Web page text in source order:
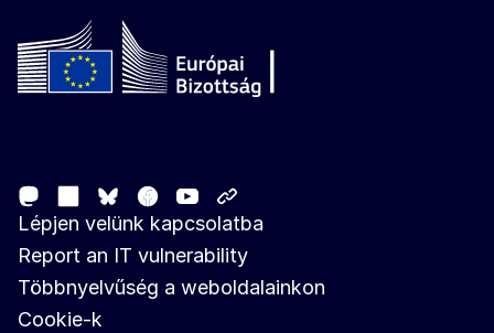
MastodonLinkedIn
Bluesky
Facebook
Youtube
Lépjen velünk kapcsolatba
Report an IT vulnerability
Többnyelvűség a weboldalainkon
Cookie-k